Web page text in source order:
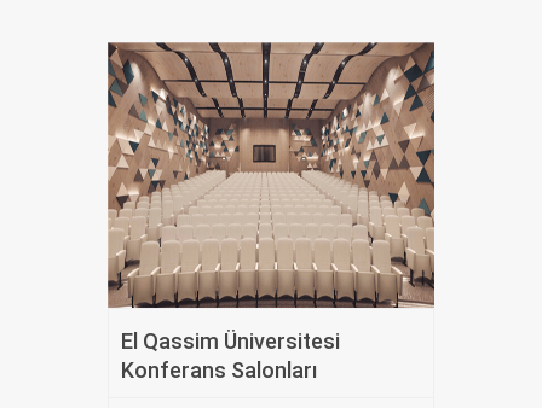
El Qassim Üniversitesi
Konferans Salonları